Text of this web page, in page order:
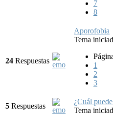
7
8
24 Respuestas
Aporofobia
Tema
1
2
3
5 Respuestas
¿Cuál
Tema